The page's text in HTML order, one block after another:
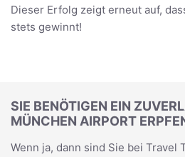
Dieser Erfolg zeigt erneut auf,
stets gewinnt!
SIE BENÖTIGEN EIN
MÜNCHEN AIRPORT
Wenn ja, dann sind Sie bei Travel